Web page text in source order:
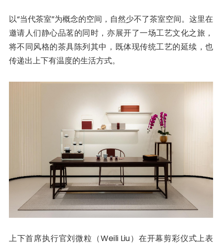
以“当代茶室”为概念的空间，自然少不了茶室空间。这里在
邀请人们静心品茗的同时，亦展开了一场工艺文化之旅，
将不同风格的茶具陈列其中，既体现传统工艺的延续，也
传递出上下有温度的生活方式。
上下首席执行官刘微粒（Weili Liu）在开幕剪彩仪式上表